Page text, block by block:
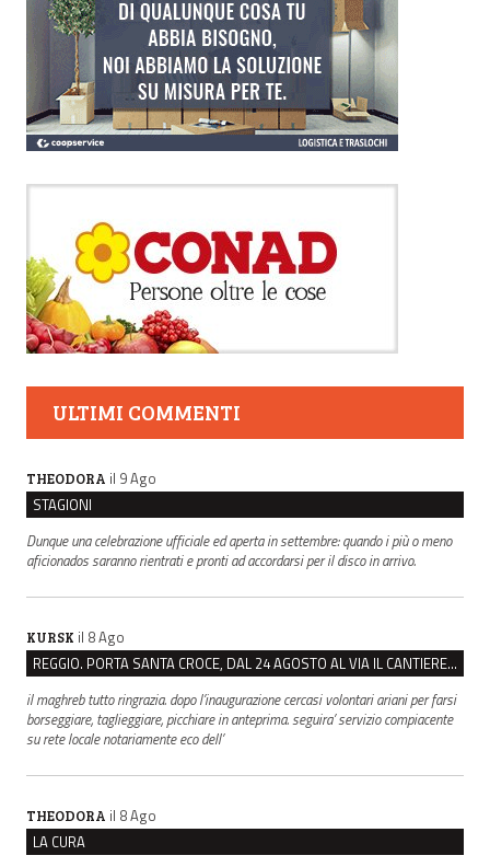
ULTIMI COMMENTI
THEODORA il 9 Ago
STAGIONI
Dunque una celebrazione ufficiale ed aperta in settembre: quando i più o meno
aficionados saranno rientrati e pronti ad accordarsi per il disco in arrivo.
KURSK il 8 Ago
REGGIO. PORTA SANTA CROCE, DAL 24 AGOSTO AL VIA IL CANTIERE PER IL NUOVO COLLETTORE FOGNARIO
il maghreb tutto ringrazia. dopo l’inaugurazione cercasi volontari ariani per farsi
borseggiare, taglieggiare, picchiare in anteprima. seguira’ servizio compiacente
su rete locale notariamente eco dell’
THEODORA il 8 Ago
LA CURA